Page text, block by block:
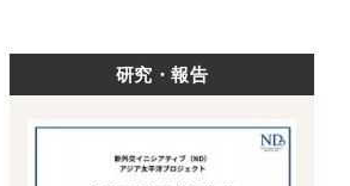
研究・報告